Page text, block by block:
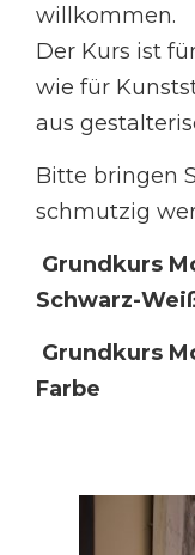
willkommen.
Der Kurs ist
wie für
aus
Bitte bringen
schmutzig
Grundkurs
Schwarz-
Grundkurs
Farbe